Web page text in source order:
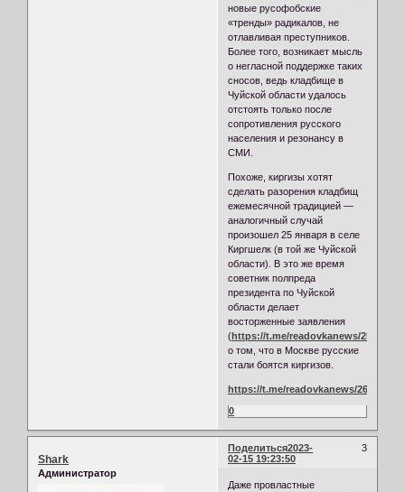
новые русофобские
«тренды» радикалов, не
отлавливая преступников.
Более того, возникает мысль
о негласной поддержке таких
сносов, ведь кладбище в
Чуйской области удалось
отстоять только после
сопротивления русского
населения и резонансу в
СМИ.
Похоже, киргизы хотят
сделать разорения кладбищ
ежемесячной традицией —
аналогичный случай
произошел 25 января в селе
Киргшелк (в той же Чуйской
области). В это же время
советник полпреда
президента по Чуйской
области делает
восторженные заявления
(https://t.me/readovkanews/25964
о том, что в Москве русские
стали боятся киргизов.
https://t.me/readovkanews/26004
0
Поделиться 3
2023-
02-15 19:23:50
Shark
Администратор
Даже провластные